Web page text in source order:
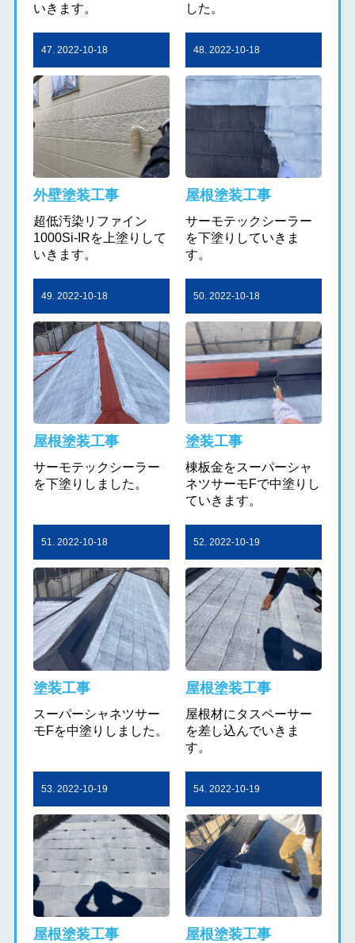
いきます。
した。
47. 2022-10-18
外壁塗装工事
超低汚染リファイン
1000Si-IRを上塗りして
いきます。
48. 2022-10-18
屋根塗装工事
サーモテックシーラー
を下塗りしていきま
す。
49. 2022-10-18
屋根塗装工事
サーモテックシーラー
を下塗りしました。
50. 2022-10-18
塗装工事
棟板金をスーパーシャ
ネツサーモFで中塗りし
ていきます。
51. 2022-10-18
塗装工事
スーパーシャネツサー
モFを中塗りしました。
52. 2022-10-19
屋根塗装工事
屋根材にタスペーサー
を差し込んでいきま
す。
53. 2022-10-19
屋根塗装工事
54. 2022-10-19
屋根塗装工事